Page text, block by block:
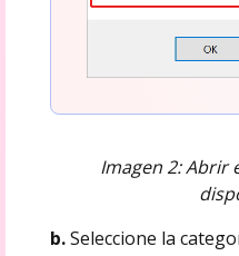
Imagen 2: Abrir
b.Seleccione la